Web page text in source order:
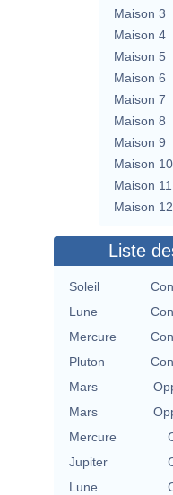
Maison 3
Maison 4
Maison 5
Maison 6
Maison 7
Maison 8
Maison 9
Maison 10
Maison 11
Maison 12
Liste
Soleil
Lune
Mercure
Pluton
Mars
Mars
Mercure
Jupiter
Lune